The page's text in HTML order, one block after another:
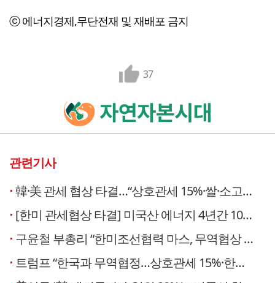
ⓒ 에너지경제,무단전재 및 재배포 금지
37
관련기사
韓·美 관세 협상 타결…“상호관세 15%·쌀·소고기 추가 개방 없다”
[한미 관세협상 타결] 미국산 에너지 4년간 1000억달러 수입…알래스카 LNG는 협상에서 빠졌다
구윤철 부총리 “한미조선협력 마스, 무역협상 타결 큰 기여”
트럼프 “한국과 무역협정…상호관세 15%·한미 정상회담”(종합)